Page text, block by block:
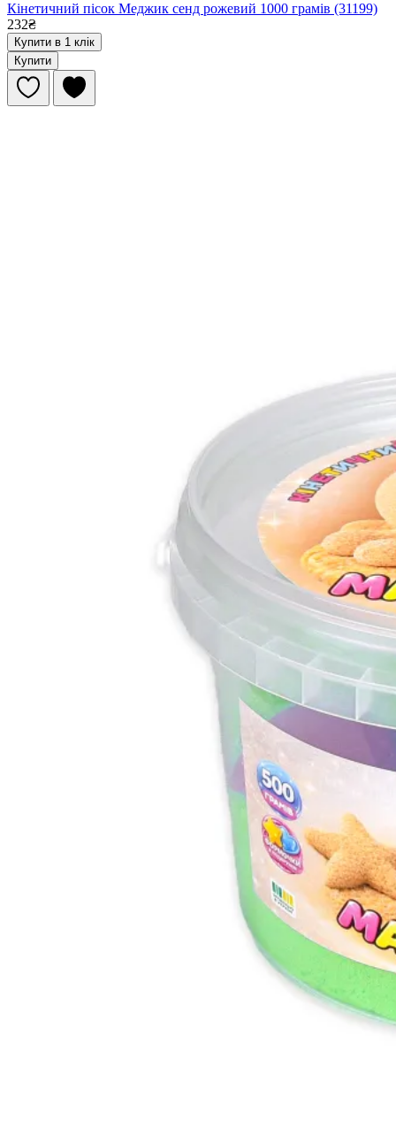
Кінетичний пісок Меджик сенд рожевий 1000 грамів (31199)
232₴
Купити в 1 клік
Купити